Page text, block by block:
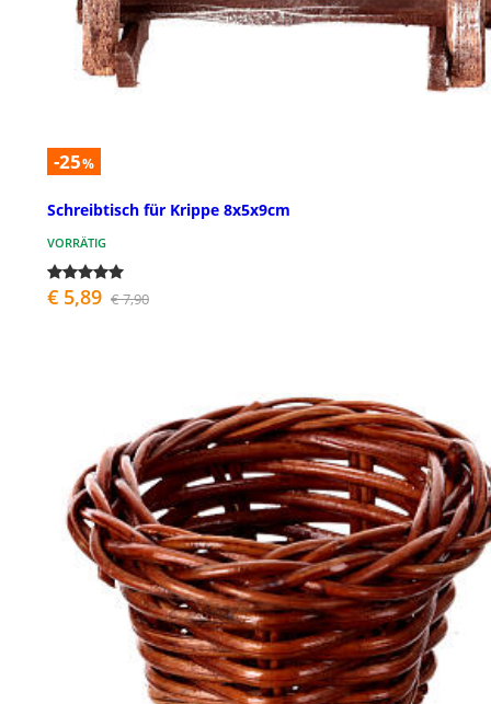
-25%
Schreibtisch für Krippe 8x5x9cm
VORRÄTIG
€ 5,89 € 7,90